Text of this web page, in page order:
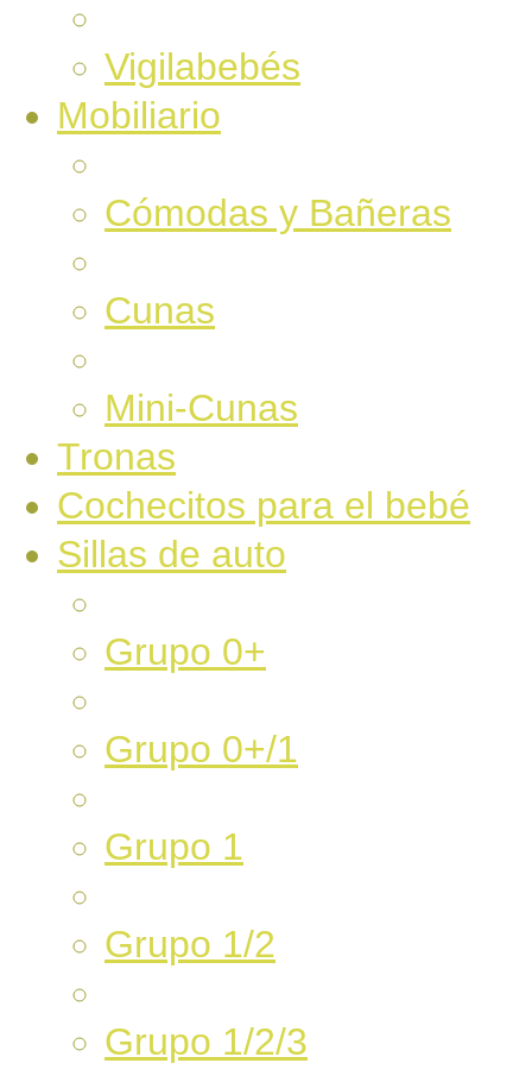
Vigilabebés
Mobiliario
Cómodas y Bañeras
Cunas
Mini-Cunas
Tronas
Cochecitos para el bebé
Sillas de auto
Grupo 0+
Grupo 0+/1
Grupo 1
Grupo 1/2
Grupo 1/2/3